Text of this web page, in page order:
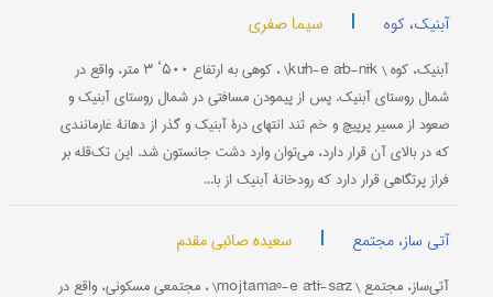
آبنیک، کوه | سیما صفری
آبنیک، کوه \ kūh-e āb-nīk\ ، کوهی به ارتفاع ۵۰۰‘ ۳ متر، واقع در
شمال روستای آبنیک. پس از پیمودن مسافتی در شمال روستای آبنیک و
صعود از مسیر پرپیچ و خم تند انتهای درۀ آبنیک و گذر از دهانۀ غارمانندی
که در بالای آن قرار دارد، می‌توان وارد دشت جانستون شد. این تک‌قله بر
فراز پرتگاهی قرار دارد که رودخانۀ آبنیک از با...
آتی ساز، مجتمع | سعیده صائبی مقدم
آتی‌ساز، مجتمع \ mojtamaº-e ātī-sāz\ ، مجتمعی مسکونی، واقع در